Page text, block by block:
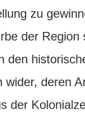
zu
der Region
den
wider, deren
der